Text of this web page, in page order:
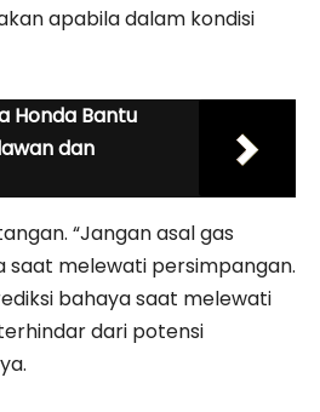
apabila dalam kondisi
Honda Bantu
dan
“Jangan asal gas
melewati persimpangan.
bahaya saat melewati
dari potensi